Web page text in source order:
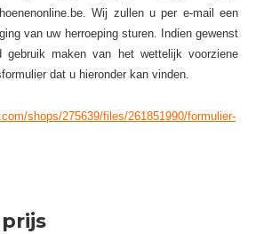
. Wij zullen u per e-mail een
van uw herroeping sturen. Indien gewenst
maken van het wettelijk voorziene
dat u hieronder kan vinden.
shops/275639/files/261851990/formulier-